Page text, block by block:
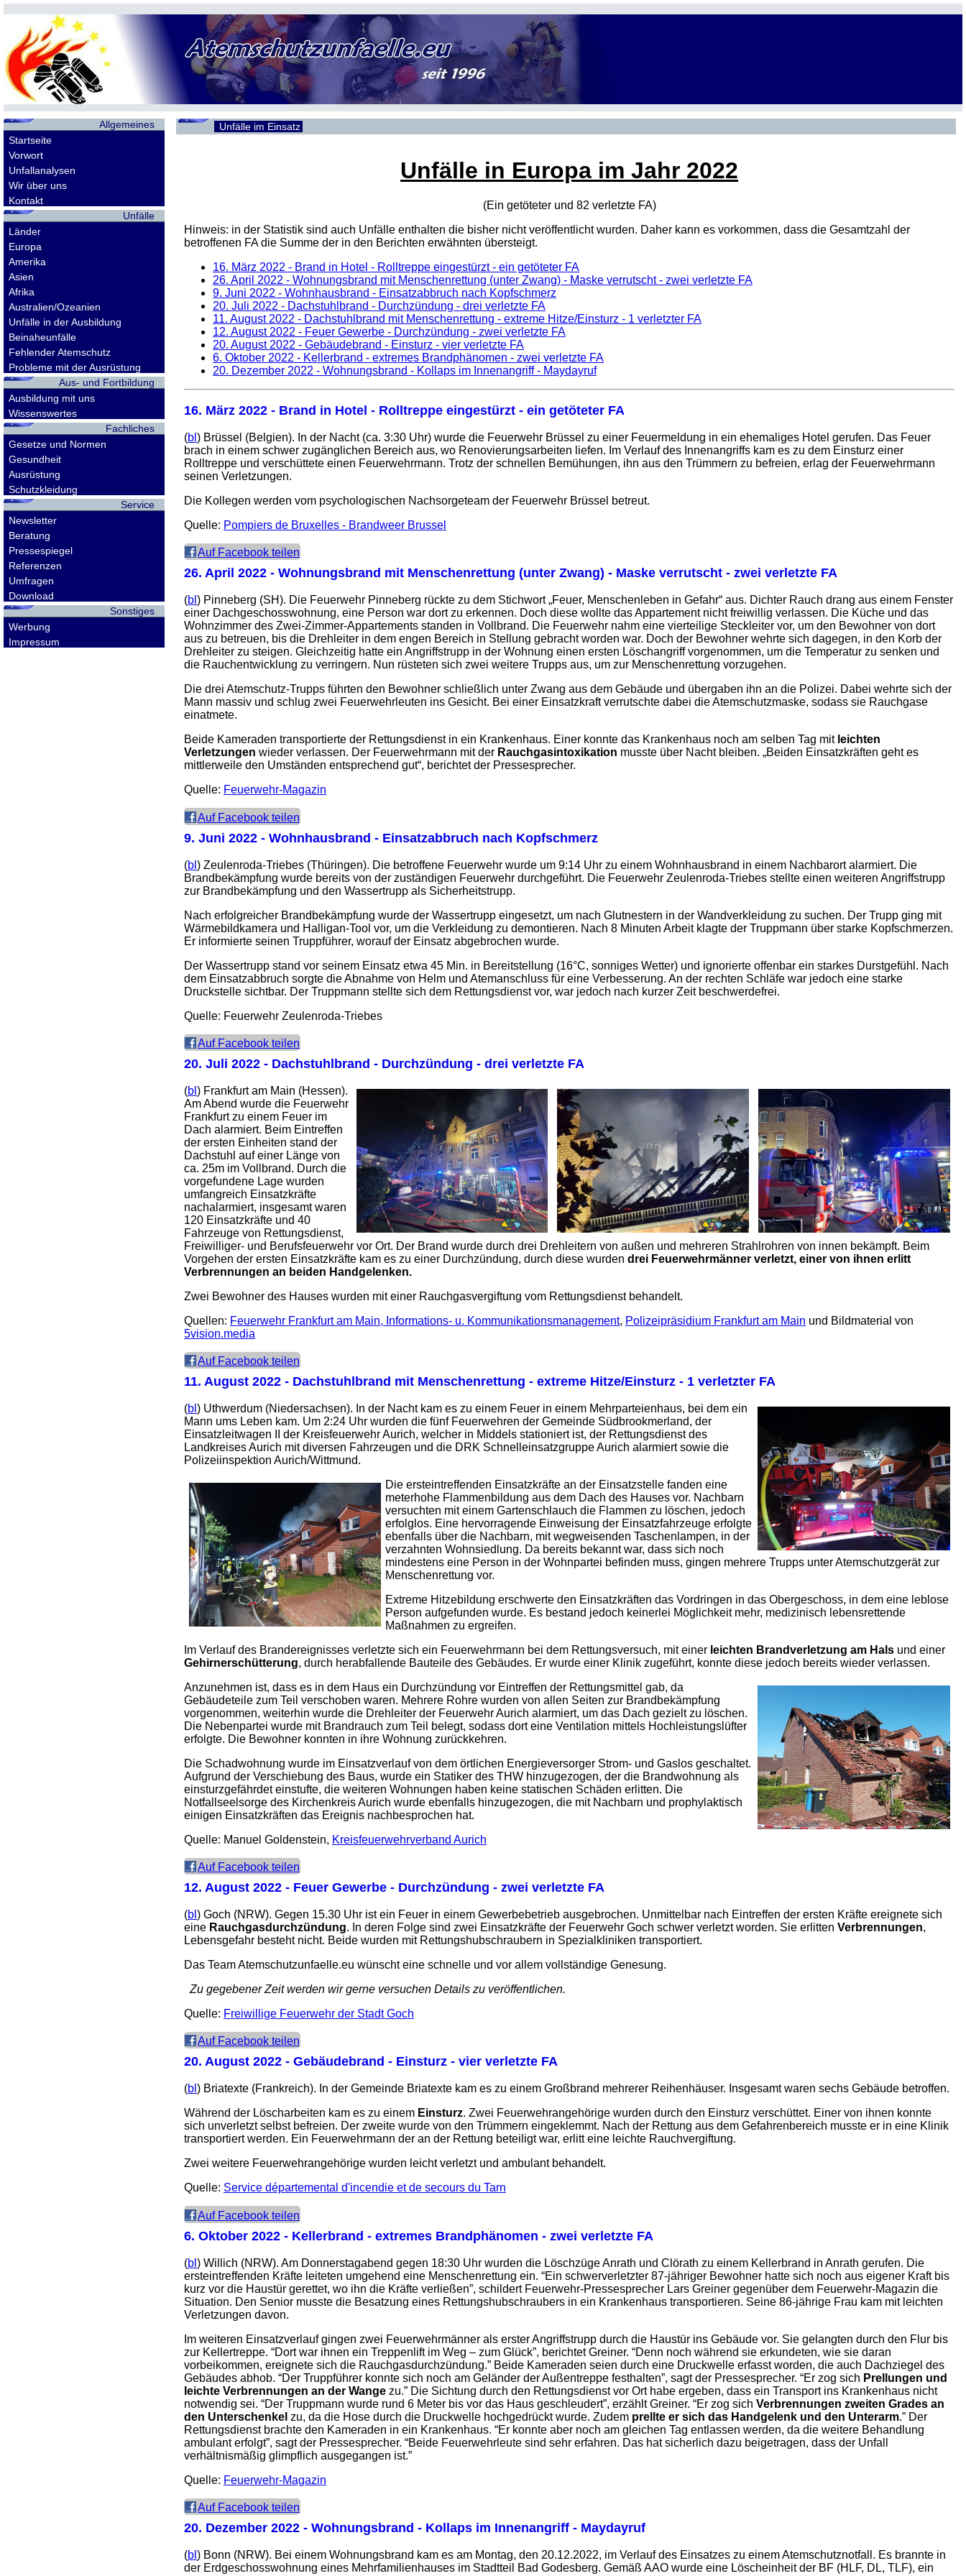
Allgemeines
Startseite
Vorwort
Unfallanalysen
Wir über uns
Kontakt
Unfälle
Länder
Europa
Amerika
Asien
Afrika
Australien/Ozeanien
Unfälle in der Ausbildung
Beinaheunfälle
Fehlender Atemschutz
Probleme mit der Ausrüstung
Aus- und Fortbildung
Ausbildung mit uns
Wissenswertes
Fachliches
Gesetze und Normen
Gesundheit
Ausrüstung
Schutzkleidung
Service
Newsletter
Beratung
Pressespiegel
Referenzen
Umfragen
Download
Sonstiges
Werbung
Impressum
Unfälle im Einsatz
Unfälle in Europa im Jahr 2022
(Ein getöteter und 82 verletzte FA)
Hinweis: in der Statistik sind auch Unfälle enthalten die bisher nicht veröffentlicht wurden. Daher kann es vorkommen, dass die Gesamtzahl der
betroffenen FAdie Summe der in den Berichten erwähnten übersteigt.
16. März 2022 - Brand in Hotel - Rolltreppe eingestürzt - ein getöteter FA
26. April 2022 - Wohnungsbrand mit Menschenrettung (unter Zwang) - Maske verrutscht - zwei verletzte FA
9. Juni 2022 - Wohnhausbrand - Einsatzabbruch nach Kopfschmerz
20. Juli 2022 - Dachstuhlbrand - Durchzündung - drei verletzte FA
11. August 2022 - Dachstuhlbrand mit Menschenrettung - extreme Hitze/Einsturz - 1 verletzter FA
12. August 2022 - Feuer Gewerbe - Durchzündung - zwei verletzte FA
20. August 2022 - Gebäudebrand - Einsturz - vier verletzte FA
6. Oktober 2022 - Kellerbrand - extremes Brandphänomen - zwei verletzte FA
20. Dezember 2022 - Wohnungsbrand - Kollaps im Innenangriff - Maydayruf
16. März 2022 - Brand in Hotel - Rolltreppe eingestürzt - ein getöteter FA
(bl ) Brüssel (Belgien). In der Nacht (ca. 3:30 Uhr) wurde die Feuerwehr Brüssel zu einer Feuermeldung in ein ehemaliges Hotel gerufen. Das Feuer
brach in einem schwer zugänglichen Bereich aus, wo Renovierungsarbeiten liefen. Im Verlauf des Innenangriffs kam es zu dem Einsturz einer
Rolltreppe und verschüttete einen Feuerwehrmann. Trotz der schnellen Bemühungen, ihn aus den Trümmern zu befreien, erlag der Feuerwehrmann
seinen Verletzungen.
Die Kollegen werden vom psychologischen Nachsorgeteam der Feuerwehr Brüssel betreut.
Quelle: Pompiers de Bruxelles - Brandweer Brussel
Auf Facebook teilen
26. April 2022 - Wohnungsbrand mit Menschenrettung (unter Zwang) - Maske verrutscht - zwei verletzte FA
(bl ) Pinneberg (SH). Die Feuerwehr Pinneberg rückte zu dem Stichwort „Feuer, Menschenleben in Gefahr“ aus. Dichter Rauch drang aus einem Fenster
einer Dachgeschosswohnung, eine Person war dort zu erkennen. Doch diese wollte das Appartement nicht freiwillig verlassen. Die Küche und das
Wohnzimmer des Zwei-Zimmer-Appartements standen in Vollbrand. Die Feuerwehr nahm eine vierteilige Steckleiter vor, um den Bewohner von dort
aus zu betreuen, bis die Drehleiter in dem engen Bereich in Stellung gebracht worden war. Doch der Bewohner wehrte sich dagegen, in den Korb der
Drehleiter zu steigen. Gleichzeitig hatte ein Angriffstrupp in der Wohnung einen ersten Löschangriff vorgenommen, um die Temperatur zu senken und
die Rauchentwicklung zu verringern. Nun rüsteten sich zwei weitere Trupps aus, um zur Menschenrettung vorzugehen.
Die drei Atemschutz-Trupps führten den Bewohner schließlich unter Zwang aus dem Gebäude und übergaben ihn an die Polizei. Dabei wehrte sich der
Mann massiv und schlug zwei Feuerwehrleuten ins Gesicht. Bei einer Einsatzkraft verrutschte dabei die Atemschutzmaske, sodass sie Rauchgase
einatmete.
Beide Kameraden transportierte der Rettungsdienst in ein Krankenhaus. Einer konnte das Krankenhaus noch am selben Tag mit leichten
Verletzungen wieder verlassen. Der Feuerwehrmann mit der Rauchgasintoxikation musste über Nacht bleiben. „Beiden Einsatzkräften geht es
mittlerweile den Umständen entsprechend gut“, berichtet der Pressesprecher.
Quelle: Feuerwehr-Magazin
Auf Facebook teilen
9. Juni 2022 - Wohnhausbrand - Einsatzabbruch nach Kopfschmerz
(bl ) Zeulenroda-Triebes (Thüringen). Die betroffene Feuerwehr wurde um 9:14 Uhr zu einem Wohnhausbrand in einem Nachbarort alarmiert. Die
Brandbekämpfung wurde bereits von der zuständigen Feuerwehr durchgeführt. Die Feuerwehr Zeulenroda-Triebes stellte einen weiteren Angriffstrupp
zur Brandbekämpfung und den Wassertrupp als Sicherheitstrupp.
Nach erfolgreicher Brandbekämpfung wurde der Wassertrupp eingesetzt, um nach Glutnestern in der Wandverkleidung zu suchen. Der Trupp ging mit
Wärmebildkamera und Halligan-Tool vor, um die Verkleidung zu demontieren. Nach 8 Minuten Arbeit klagte der Truppmann über starke Kopfschmerzen.
Er informierte seinen Truppführer, worauf der Einsatz abgebrochen wurde.
Der Wassertrupp stand vor seinem Einsatz etwa 45 Min. in Bereitstellung (16°C, sonniges Wetter) und ignorierte offenbar ein starkes Durstgefühl. Nach
dem Einsatzabbruch sorgte die Abnahme von Helm und Atemanschluss für eine Verbesserung. An der rechten Schläfe war jedoch eine starke
Druckstelle sichtbar. Der Truppmann stellte sich dem Rettungsdienst vor, war jedoch nach kurzer Zeit beschwerdefrei.
Quelle: Feuerwehr Zeulenroda-Triebes
Auf Facebook teilen
20. Juli 2022 - Dachstuhlbrand - Durchzündung - drei verletzte FA
(bl ) Frankfurt am Main (Hessen).
Am Abend wurde die Feuerwehr
Frankfurt zu einem Feuer im
Dach alarmiert. Beim Eintreffen
der ersten Einheiten stand der
Dachstuhl auf einer Länge von
ca. 25m im Vollbrand. Durch die
vorgefundene Lage wurden
umfangreich Einsatzkräfte
nachalarmiert, insgesamt waren
120 Einsatzkräfte und 40
Fahrzeuge von Rettungsdienst,
Freiwilliger- und Berufsfeuerwehr vor Ort. Der Brand wurde durch drei Drehleitern von außen und mehreren Strahlrohren von innen bekämpft. Beim
Vorgehen der ersten Einsatzkräfte kam es zu einer Durchzündung, durch diese wurden drei Feuerwehrmänner verletzt, einer von ihnen erlitt
Verbrennungen an beiden Handgelenken.
Zwei Bewohner des Hauses wurden mit einer Rauchgasvergiftung vom Rettungsdienst behandelt.
Quellen: Feuerwehr Frankfurt am Main, Informations- u. Kommunikationsmanagement, Polizeipräsidium Frankfurt am Main und Bildmaterial von
5vision.media
Auf Facebook teilen
11. August 2022 - Dachstuhlbrand mit Menschenrettung - extreme Hitze/Einsturz - 1 verletzter FA
(bl ) Uthwerdum (Niedersachsen). In der Nacht kam es zu einem Feuer in einem Mehrparteienhaus, bei dem ein
Mann ums Leben kam. Um 2:24 Uhr wurden die fünf Feuerwehren der Gemeinde Südbrookmerland, der
Einsatzleitwagen II der Kreisfeuerwehr Aurich, welcher in Middels stationiert ist, der Rettungsdienst des
Landkreises Aurich mit diversen Fahrzeugen und die DRK Schnelleinsatzgruppe Aurich alarmiert sowie die
Polizeiinspektion Aurich/Wittmund.
Die ersteintreffenden Einsatzkräfte an der Einsatzstelle fanden eine
meterhohe Flammenbildung aus dem Dach des Hauses vor. Nachbarn
versuchten mit einem Gartenschlauch die Flammen zu löschen, jedoch
erfolglos. Eine hervorragende Einweisung der Einsatzfahrzeuge erfolgte
ebenfalls über die Nachbarn, mit wegweisenden Taschenlampen, in der
verzahnten Wohnsiedlung. Da bereits bekannt war, dass sich noch
mindestens eine Person in der Wohnpartei befinden muss, gingen mehrere Trupps unter Atemschutzgerät zur
Menschenrettung vor.
Extreme Hitzebildung erschwerte den Einsatzkräften das Vordringen in das Obergeschoss, in dem eine leblose
Person aufgefunden wurde. Es bestand jedoch keinerlei Möglichkeit mehr, medizinisch lebensrettende
Maßnahmen zu ergreifen.
Im Verlauf des Brandereignisses verletzte sich ein Feuerwehrmann bei dem Rettungsversuch, mit einer leichten Brandverletzung am Hals und einer
Gehirnerschütterung, durch herabfallende Bauteile des Gebäudes. Er wurde einer Klinik zugeführt, konnte diese jedoch bereits wieder verlassen.
Anzunehmen ist, dass es in dem Haus ein Durchzündung vor Eintreffen der Rettungsmittel gab, da
Gebäudeteile zum Teil verschoben waren. Mehrere Rohre wurden von allen Seiten zur Brandbekämpfung
vorgenommen, weiterhin wurde die Drehleiter der Feuerwehr Aurich alarmiert, um das Dach gezielt zu löschen.
Die Nebenpartei wurde mit Brandrauch zum Teil belegt, sodass dort eine Ventilation mittels Hochleistungslüfter
erfolgte. Die Bewohner konnten in ihre Wohnung zurückkehren.
Die Schadwohnung wurde im Einsatzverlauf von dem örtlichen Energieversorger Strom- und Gaslos geschaltet.
Aufgrund der Verschiebung des Baus, wurde ein Statiker des THW hinzugezogen, der die Brandwohnung als
einsturzgefährdet einstufte, die weiteren Wohnungen haben keine statischen Schäden erlitten. Die
Notfallseelsorge des Kirchenkreis Aurich wurde ebenfalls hinzugezogen, die mit Nachbarn und prophylaktisch
einigen Einsatzkräften das Ereignis nachbesprochen hat.
Quelle: Manuel Goldenstein, Kreisfeuerwehrverband Aurich
Auf Facebook teilen
12. August 2022 - Feuer Gewerbe - Durchzündung - zwei verletzte FA
(bl ) Goch (NRW). Gegen 15.30 Uhr ist ein Feuer in einem Gewerbebetrieb ausgebrochen. Unmittelbar nach Eintreffen der ersten Kräfte ereignete sich
eine Rauchgasdurchzündung. In deren Folge sind zwei Einsatzkräfte der Feuerwehr Goch schwer verletzt worden. Sie erlitten Verbrennungen,
Lebensgefahr besteht nicht. Beide wurden mit Rettungshubschraubern in Spezialkliniken transportiert.
Das Team Atemschutzunfaelle.eu wünscht eine schnelle und vor allem vollständige Genesung.
Zu gegebener Zeit werden wir gerne versuchen Details zu veröffentlichen.
Quelle: Freiwillige Feuerwehr der Stadt Goch
Auf Facebook teilen
20. August 2022 - Gebäudebrand - Einsturz - vier verletzte FA
(bl ) Briatexte (Frankreich). In der Gemeinde Briatexte kam es zu einem Großbrand mehrerer Reihenhäuser. Insgesamt waren sechs Gebäude betroffen.
Während der Löscharbeiten kam es zu einem Einsturz. Zwei Feuerwehrangehörige wurden durch den Einsturz verschüttet. Einer von ihnen konnte
sich unverletzt selbst befreien. Der zweite wurde von den Trümmern eingeklemmt. Nach der Rettung aus dem Gefahrenbereich musste er in eine Klinik
transportiert werden. Ein Feuerwehrmann der an der Rettung beteiligt war, erlitt eine leichte Rauchvergiftung.
Zwei weitere Feuerwehrangehörige wurden leicht verletzt und ambulant behandelt.
Quelle: Service départemental d'incendie et de secours du Tarn
Auf Facebook teilen
6. Oktober 2022 - Kellerbrand - extremes Brandphänomen - zwei verletzte FA
(bl ) Willich (NRW). Am Donnerstagabend gegen 18:30 Uhr wurden die Löschzüge Anrath und Clörath zu einem Kellerbrand in Anrath gerufen. Die
ersteintreffenden Kräfte leiteten umgehend eine Menschenrettung ein. “Ein schwerverletzter 87-jähriger Bewohner hatte sich noch aus eigener Kraft bis
kurz vor die Haustür gerettet, wo ihn die Kräfte verließen”, schildert Feuerwehr-Pressesprecher Lars Greiner gegenüber dem Feuerwehr-Magazin die
Situation. Den Senior musste die Besatzung eines Rettungshubschraubers in ein Krankenhaus transportieren. Seine 86-jährige Frau kam mit leichten
Verletzungen davon.
Im weiteren Einsatzverlauf gingen zwei Feuerwehrmänner als erster Angriffstrupp durch die Haustür ins Gebäude vor. Sie gelangten durch den Flur bis
zur Kellertreppe. “Dort war ihnen ein Treppenlift im Weg – zum Glück”, berichtet Greiner. “Denn noch während sie erkundeten, wie sie daran
vorbeikommen, ereignete sich die Rauchgasdurchzündung.” Beide Kameraden seien durch eine Druckwelle erfasst worden, die auch Dachziegel des
Gebäudes abhob. “Der Truppführer konnte sich noch am Geländer der Außentreppe festhalten”, sagt der Pressesprecher. “Er zog sich Prellungen und
leichte Verbrennungen an der Wange zu.” Die Sichtung durch den Rettungsdienst vor Ort habe ergeben, dass ein Transport ins Krankenhaus nicht
notwendig sei. “Der Truppmann wurde rund 6 Meter bis vor das Haus geschleudert”, erzählt Greiner. “Er zog sich Verbrennungen zweiten Grades an
den Unterschenkel zu, da die Hose durch die Druckwelle hochgedrückt wurde. Zudem prellte er sich das Handgelenk und den Unterarm.” Der
Rettungsdienst brachte den Kameraden in ein Krankenhaus. “Er konnte aber noch am gleichen Tag entlassen werden, da die weitere Behandlung
ambulant erfolgt”, sagt der Pressesprecher. “Beide Feuerwehrleute sind sehr erfahren. Das hat sicherlich dazu beigetragen, dass der Unfall
verhältnismäßig glimpflich ausgegangen ist.”
Quelle: Feuerwehr-Magazin
Auf Facebook teilen
20. Dezember 2022 - Wohnungsbrand - Kollaps im Innenangriff - Maydayruf
(bl ) Bonn (NRW). Bei einem Wohnungsbrand kam es am Montag, den 20.12.2022, im Verlauf des Einsatzes zu einem Atemschutznotfall. Es brannte in
der Erdgeschosswohnung eines Mehrfamilienhauses im Stadtteil Bad Godesberg. Gemäß AAO wurde eine Löscheinheit der BF (HLF, DL, TLF), ein